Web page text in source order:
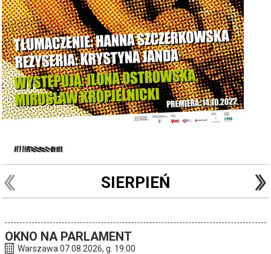
SIERPIEŃ
OKNO NA PARLAMENT
Warszawa 07.08.2026, g. 19:00